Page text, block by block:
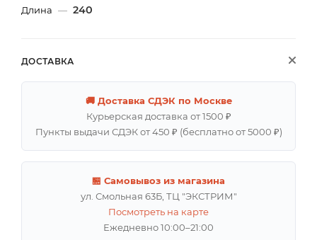
Длина — 240
ДОСТАВКА
🚚 Доставка СДЭК по Москве
Курьерская доставка от 1500 ₽
Пункты выдачи СДЭК от 450 ₽ (бесплатно от 5000 ₽)
🏪 Самовывоз из магазина
ул. Смольная 63Б, ТЦ "ЭКСТРИМ"
Посмотреть на карте
Ежедневно 10:00–21:00